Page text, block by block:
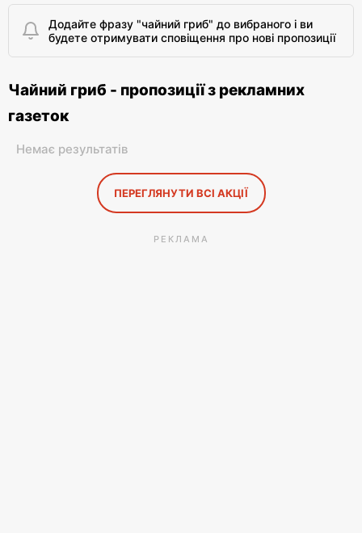
Додайте фразу "чайний гриб" до вибраного і ви
будете отримувати сповіщення про нові пропозиції
Чайний гриб - пропозиції з рекламних
газеток
Немає результатів
ПЕРЕГЛЯНУТИ ВСІ АКЦІЇ
РЕКЛАМА